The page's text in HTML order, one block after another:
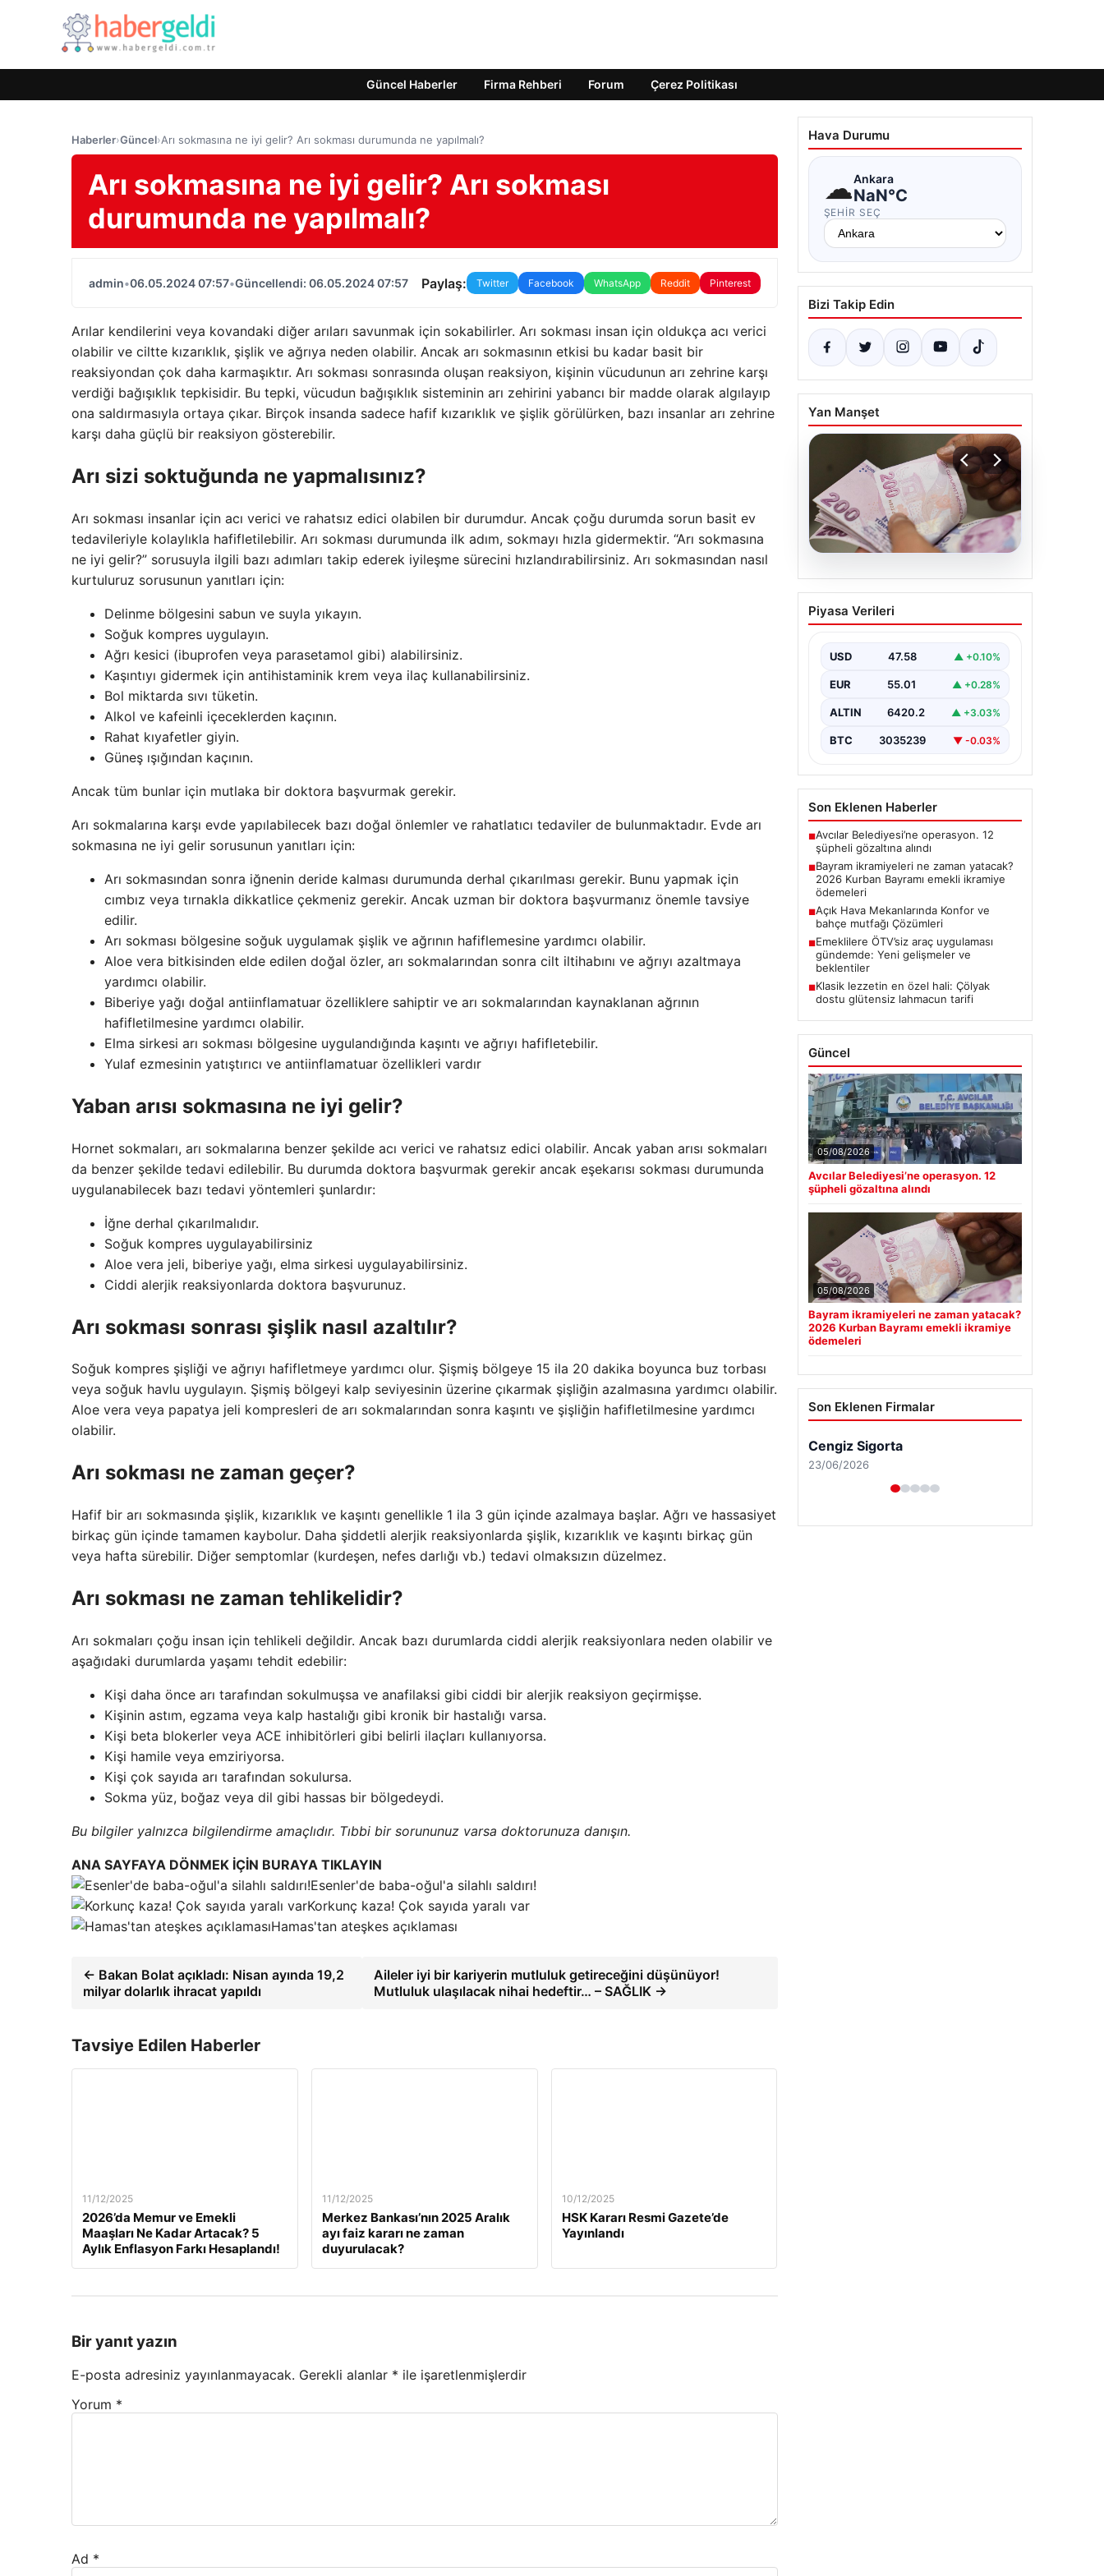
Güncel Haberler Firma Rehberi Forum Çerez Politikası
Haberler›Güncel›Arı sokmasına ne iyi gelir? Arı sokması durumunda ne yapılmalı?
Arı sokmasına ne iyi gelir? Arı sokması
durumunda ne yapılmalı?
admin•06.05.2024 07:57•Güncellendi: 06.05.2024 07:57 Paylaş: Twitter Facebook WhatsApp Reddit Pinterest
Arılar kendilerini veya kovandaki diğer arıları savunmak için sokabilirler. Arı sokması insan için oldukça acı verici
olabilir ve ciltte kızarıklık, şişlik ve ağrıya neden olabilir. Ancak arı sokmasının etkisi bu kadar basit bir
reaksiyondan çok daha karmaşıktır. Arı sokması sonrasında oluşan reaksiyon, kişinin vücudunun arı zehrine karşı
verdiği bağışıklık tepkisidir. Bu tepki, vücudun bağışıklık sisteminin arı zehirini yabancı bir madde olarak algılayıp
ona saldırmasıyla ortaya çıkar. Birçok insanda sadece hafif kızarıklık ve şişlik görülürken, bazı insanlar arı zehrine
karşı daha güçlü bir reaksiyon gösterebilir.
Arı sizi soktuğunda ne yapmalısınız?
Arı sokması insanlar için acı verici ve rahatsız edici olabilen bir durumdur. Ancak çoğu durumda sorun basit ev
tedavileriyle kolaylıkla hafifletilebilir. Arı sokması durumunda ilk adım, sokmayı hızla gidermektir. “Arı sokmasına
ne iyi gelir?” sorusuyla ilgili bazı adımları takip ederek iyileşme sürecini hızlandırabilirsiniz. Arı sokmasından nasıl
kurtuluruz sorusunun yanıtları için:
Delinme bölgesini sabun ve suyla yıkayın.
Soğuk kompres uygulayın.
Ağrı kesici (ibuprofen veya parasetamol gibi) alabilirsiniz.
Kaşıntıyı gidermek için antihistaminik krem ​​veya ilaç kullanabilirsiniz.
Bol miktarda sıvı tüketin.
Alkol ve kafeinli içeceklerden kaçının.
Rahat kıyafetler giyin.
Güneş ışığından kaçının.
Ancak tüm bunlar için mutlaka bir doktora başvurmak gerekir.
Arı sokmalarına karşı evde yapılabilecek bazı doğal önlemler ve rahatlatıcı tedaviler de bulunmaktadır. Evde arı
sokmasına ne iyi gelir sorusunun yanıtları için:
Arı sokmasından sonra iğnenin deride kalması durumunda derhal çıkarılması gerekir. Bunu yapmak için
cımbız veya tırnakla dikkatlice çekmeniz gerekir. Ancak uzman bir doktora başvurmanız önemle tavsiye
edilir.
Arı sokması bölgesine soğuk uygulamak şişlik ve ağrının hafiflemesine yardımcı olabilir.
Aloe vera bitkisinden elde edilen doğal özler, arı sokmalarından sonra cilt iltihabını ve ağrıyı azaltmaya
yardımcı olabilir.
Biberiye yağı doğal antiinflamatuar özelliklere sahiptir ve arı sokmalarından kaynaklanan ağrının
hafifletilmesine yardımcı olabilir.
Elma sirkesi arı sokması bölgesine uygulandığında kaşıntı ve ağrıyı hafifletebilir.
Yulaf ezmesinin yatıştırıcı ve antiinflamatuar özellikleri vardır
Yaban arısı sokmasına ne iyi gelir?
Hornet sokmaları, arı sokmalarına benzer şekilde acı verici ve rahatsız edici olabilir. Ancak yaban arısı sokmaları
da benzer şekilde tedavi edilebilir. Bu durumda doktora başvurmak gerekir ancak eşekarısı sokması durumunda
uygulanabilecek bazı tedavi yöntemleri şunlardır:
İğne derhal çıkarılmalıdır.
Soğuk kompres uygulayabilirsiniz
Aloe vera jeli, biberiye yağı, elma sirkesi uygulayabilirsiniz.
Ciddi alerjik reaksiyonlarda doktora başvurunuz.
Arı sokması sonrası şişlik nasıl azaltılır?
Soğuk kompres şişliği ve ağrıyı hafifletmeye yardımcı olur. Şişmiş bölgeye 15 ila 20 dakika boyunca buz torbası
veya soğuk havlu uygulayın. Şişmiş bölgeyi kalp seviyesinin üzerine çıkarmak şişliğin azalmasına yardımcı olabilir.
Aloe vera veya papatya jeli kompresleri de arı sokmalarından sonra kaşıntı ve şişliğin hafifletilmesine yardımcı
olabilir.
Arı sokması ne zaman geçer?
Hafif bir arı sokmasında şişlik, kızarıklık ve kaşıntı genellikle 1 ila 3 gün içinde azalmaya başlar. Ağrı ve hassasiyet
birkaç gün içinde tamamen kaybolur. Daha şiddetli alerjik reaksiyonlarda şişlik, kızarıklık ve kaşıntı birkaç gün
veya hafta sürebilir. Diğer semptomlar (kurdeşen, nefes darlığı vb.) tedavi olmaksızın düzelmez.
Arı sokması ne zaman tehlikelidir?
Arı sokmaları çoğu insan için tehlikeli değildir. Ancak bazı durumlarda ciddi alerjik reaksiyonlara neden olabilir ve
aşağıdaki durumlarda yaşamı tehdit edebilir:
Kişi daha önce arı tarafından sokulmuşsa ve anafilaksi gibi ciddi bir alerjik reaksiyon geçirmişse.
Kişinin astım, egzama veya kalp hastalığı gibi kronik bir hastalığı varsa.
Kişi beta blokerler veya ACE inhibitörleri gibi belirli ilaçları kullanıyorsa.
Kişi hamile veya emziriyorsa.
Kişi çok sayıda arı tarafından sokulursa.
Sokma yüz, boğaz veya dil gibi hassas bir bölgedeydi.
Bu bilgiler yalnızca bilgilendirme amaçlıdır. Tıbbi bir sorununuz varsa doktorunuza danışın.
ANA SAYFAYA DÖNMEK İÇİN BURAYA TIKLAYIN
Esenler'de baba-oğul'a silahlı saldırı!
Korkunç kaza! Çok sayıda yaralı var
Hamas'tan ateşkes açıklaması
← Bakan Bolat açıkladı: Nisan ayında 19,2
milyar dolarlık ihracat yapıldı
Aileler iyi bir kariyerin mutluluk getireceğini düşünüyor!
Mutluluk ulaşılacak nihai hedeftir… – SAĞLIK →
Tavsiye Edilen Haberler
11/12/2025
2026’da Memur ve Emekli
Maaşları Ne Kadar Artacak? 5
Aylık Enflasyon Farkı Hesaplandı!
11/12/2025
Merkez Bankası’nın 2025 Aralık
ayı faiz kararı ne zaman
duyurulacak?
10/12/2025
HSK Kararı Resmi Gazete’de
Yayınlandı
Bir yanıt yazın
E-posta adresiniz yayınlanmayacak. Gerekli alanlar * ile işaretlenmişlerdir
Yorum *
Ad *
Hava Durumu
☁Ankara
NaN°C
ŞEHIR SEÇ
Bizi Takip Edin
Yan Manşet
05.08.2026
Bayram ikramiyeleri ne
zaman yatacak? 2026
ikramiye ödemeleri
Piyasa Verileri
USD 47.58 ▲ +0.10%
EUR 55.01 ▲ +0.28%
ALTIN 6420.2 ▲ +3.03%
BTC 3035239 ▼ -0.03%
Son Eklenen Haberler
■Avcılar Belediyesi’ne operasyon. 12
şüpheli gözaltına alındı
■Bayram ikramiyeleri ne zaman yatacak?
2026 Kurban Bayramı emekli ikramiye
ödemeleri
■Açık Hava Mekanlarında Konfor ve
bahçe mutfağı Çözümleri
■Emeklilere ÖTV’siz araç uygulaması
gündemde: Yeni gelişmeler ve
beklentiler
■Klasik lezzetin en özel hali: Çölyak
dostu glütensiz lahmacun tarifi
Güncel
05/08/2026
Avcılar Belediyesi’ne operasyon. 12
şüpheli gözaltına alındı
05/08/2026
Bayram ikramiyeleri ne zaman yatacak?
2026 Kurban Bayramı emekli ikramiye
ödemeleri
Son Eklenen Firmalar